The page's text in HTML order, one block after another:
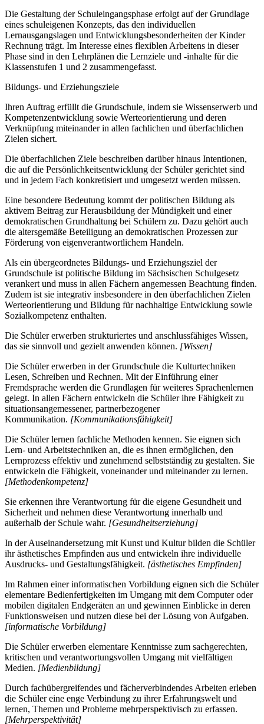
Die Gestaltung der Schuleingangsphase erfolgt auf der Grundlage
eines schuleigenen Konzepts, das den individuellen
Lernausgangslagen und Entwicklungsbesonderheiten der Kinder
Rechnung trägt. Im Interesse eines flexiblen Arbeitens in dieser
Phase sind in den Lehrplänen die Lernziele und -inhalte für die
Klassenstufen 1 und 2 zusammengefasst.
Bildungs- und Erziehungsziele
Ihren Auftrag erfüllt die Grundschule, indem sie Wissenserwerb und
Kompetenzentwicklung sowie Werteorientierung und deren
Verknüpfung miteinander in allen fachlichen und überfachlichen
Zielen sichert.
Die überfachlichen Ziele beschreiben darüber hinaus Intentionen,
die auf die Persönlichkeitsentwicklung der Schüler gerichtet sind
und in jedem Fach konkretisiert und umgesetzt werden müssen.
Eine besondere Bedeutung kommt der politischen Bildung als
aktivem Beitrag zur Herausbildung der Mündigkeit und einer
demokratischen Grundhaltung bei Schülern zu. Dazu gehört auch
die altersgemäße Beteiligung an demokratischen Prozessen zur
Förderung von eigenverantwortlichem Handeln.
Als ein übergeordnetes Bildungs- und Erziehungsziel der
Grundschule ist politische Bildung im Sächsischen Schulgesetz
verankert und muss in allen Fächern angemessen Beachtung finden.
Zudem ist sie integrativ insbesondere in den überfachlichen Zielen
Werteorientierung und Bildung für nachhaltige Entwicklung sowie
Sozialkompetenz enthalten.
Die Schüler erwerben strukturiertes und anschlussfähiges Wissen,
das sie sinnvoll und gezielt anwenden können. [Wissen]
Die Schüler erwerben in der Grundschule die Kulturtechniken
Lesen, Schreiben und Rechnen. Mit der Einführung einer
Fremdsprache werden die Grundlagen für weiteres Sprachenlernen
gelegt. In allen Fächern entwickeln die Schüler ihre Fähigkeit zu
situationsangemessener, partnerbezogener
Kommunikation. [Kommunikationsfähigkeit]
Die Schüler lernen fachliche Methoden kennen. Sie eignen sich
Lern- und Arbeitstechniken an, die es ihnen ermöglichen, den
Lernprozess effektiv und zunehmend selbstständig zu gestalten. Sie
entwickeln die Fähigkeit, voneinander und miteinander zu lernen.
[Methodenkompetenz]
Sie erkennen ihre Verantwortung für die eigene Gesundheit und
Sicherheit und nehmen diese Verantwortung innerhalb und
außerhalb der Schule wahr. [Gesundheitserziehung]
In der Auseinandersetzung mit Kunst und Kultur bilden die Schüler
ihr ästhetisches Empfinden aus und entwickeln ihre individuelle
Ausdrucks- und Gestaltungsfähigkeit. [ästhetisches Empfinden]
Im Rahmen einer informatischen Vorbildung eignen sich die Schüler
elementare Bedienfertigkeiten im Umgang mit dem Computer oder
mobilen digitalen Endgeräten an und gewinnen Einblicke in deren
Funktionsweisen und nutzen diese bei der Lösung von Aufgaben.
[informatische Vorbildung]
Die Schüler erwerben elementare Kenntnisse zum sachgerechten,
kritischen und verantwortungsvollen Umgang mit vielfältigen
Medien. [Medienbildung]
Durch fachübergreifendes und fächerverbindendes Arbeiten erleben
die Schüler eine enge Verbindung zu ihrer Erfahrungswelt und
lernen, Themen und Probleme mehrperspektivisch zu erfassen.
[Mehrperspektivität]